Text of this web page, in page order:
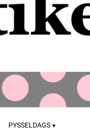
PYSSELDAGS